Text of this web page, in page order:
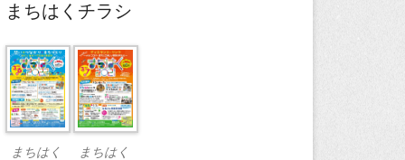
まちはくチラシ
まちはく
まちはく